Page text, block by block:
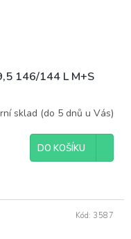
146/144 L M+S
sklad (do 5 dnů u Vás)
DO KOŠÍKU
Kód: 3587